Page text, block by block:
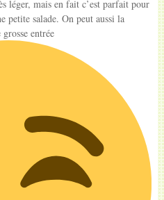
léger, mais en fait c’est parfait pour
petite salade. On peut aussi la
entrée